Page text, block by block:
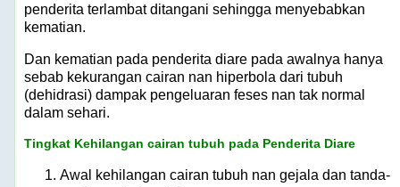
penderita terlambat ditangani sehingga menyebabkan
kematian.
Dan kematian pada penderita diare pada awalnya hanya
sebab kekurangan cairan nan hiperbola dari tubuh
(dehidrasi) dampak pengeluaran feses nan tak normal
dalam sehari.
Tingkat Kehilangan cairan tubuh pada Penderita Diare
Awal kehilangan cairan tubuh nan gejala dan tanda-